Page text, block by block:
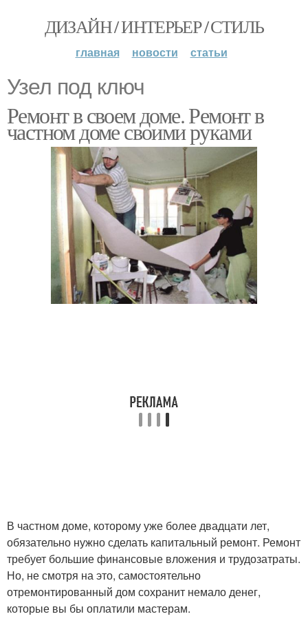
ДИЗАЙН / ИНТЕРЬЕР / СТИЛЬ
главная новости статьи
Узел под ключ
Ремонт в своем доме. Ремонт в
частном доме своими руками
В частном доме, которому уже более двадцати лет,
обязательно нужно сделать капитальный ремонт. Ремонт
требует большие финансовые вложения и трудозатраты.
Но, не смотря на это, самостоятельно
отремонтированный дом сохранит немало денег,
которые вы бы оплатили мастерам.